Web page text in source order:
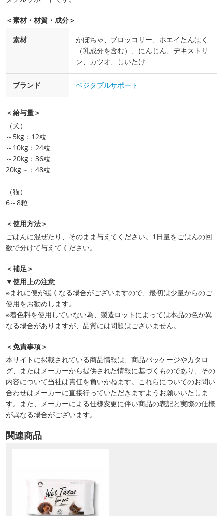
＜素材・材質・成分＞
素材
かぼちゃ、ブロッコリー、ホエイたんぱく
（乳成分を含む）、にんじん、デキストリ
ン、カツオ、しいたけ
ブランド ベジタブルサポート
＜給与量＞
（犬）
～5kg：12粒
～10kg：24粒
～20kg：36粒
20kg～：48粒
（猫）
6～8粒
＜使用方法＞
ごはんに混ぜたり、そのまま与えてください。1日量をごはんの回
数で分けて与えてください。
＜補足＞
▼使用上の注意
※まれに便が緩くなる場合がございますので、最初は少量からのご
使用をお勧めします。
※着色料を使用していない為、製造ロットによっては本品の色が異
なる場合がありますが、品質には問題はございません。
＜免責事項＞
本サイトに掲載されている商品情報は、商品パッケージやカタロ
グ、またはメーカーから提供された情報に基づくものであり、その
内容について当社は責任を負いかねます。これらについてのお問い
合わせはメーカーに直接行っていただきますようお願いいたしま
す。また、メーカーによる仕様変更に伴い商品の表記と実際の仕様
が異なる場合がございます。
関連商品